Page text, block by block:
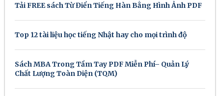
Tải FREE sách Từ Điển Tiếng Hàn Bằng Hình Ảnh PDF
Top 12 tài liệu học tiếng Nhật hay cho mọi trình độ
Sách MBA Trong Tầm Tay PDF Miễn Phí– Quản Lý
Chất Lượng Toàn Diện (TQM)